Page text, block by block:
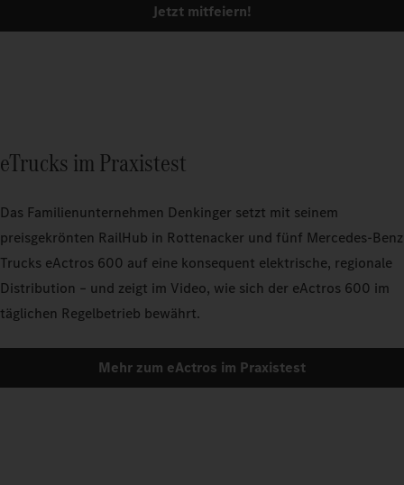
Jetzt mitfeiern!
eTrucks im Praxistest
Das Familienunternehmen Denkinger setzt mit seinem
preisgekrönten RailHub in Rottenacker und fünf Mercedes-Benz
Trucks eActros 600 auf eine konsequent elektrische, regionale
Distribution – und zeigt im Video, wie sich der eActros 600 im
täglichen Regelbetrieb bewährt.
Mehr zum eActros im Praxistest